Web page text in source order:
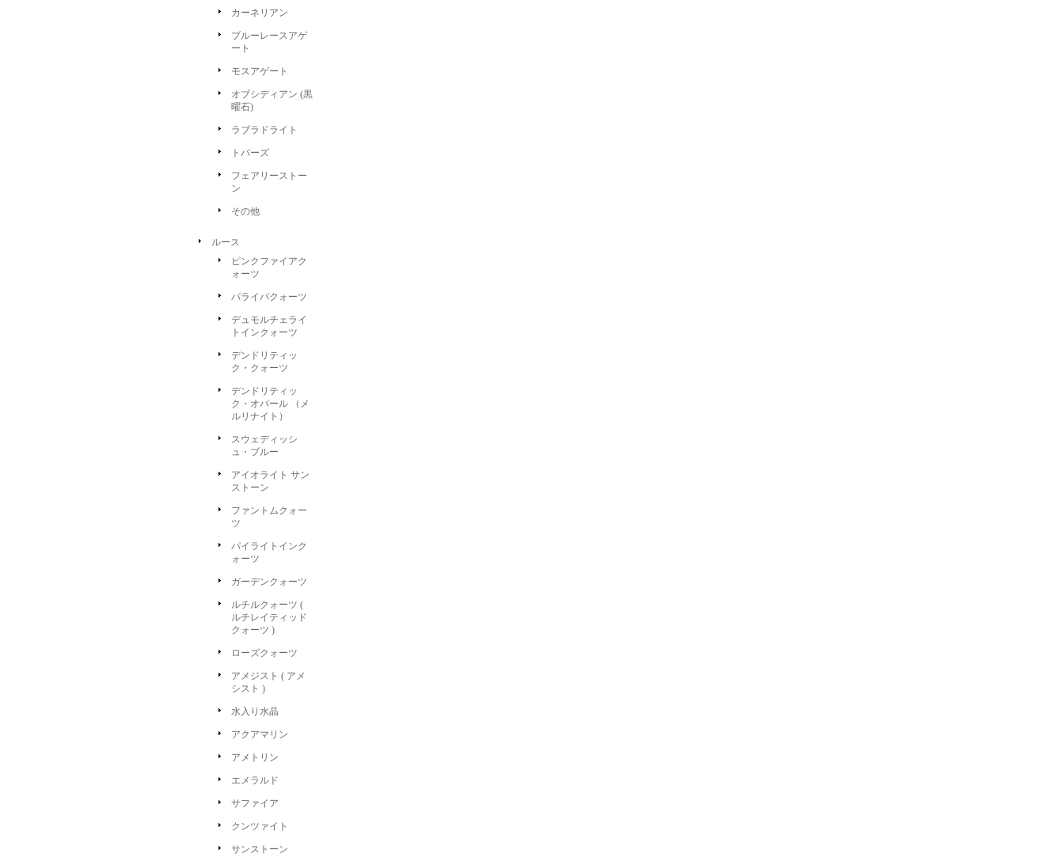
カーネリアン
ブルーレースアゲ
ート
モスアゲート
オブシディアン (黒
曜石)
ラブラドライト
トパーズ
フェアリーストー
ン
その他
ルース
ピンクファイアク
ォーツ
パライバクォーツ
デュモルチェライ
トインクォーツ
デンドリティッ
ク・クォーツ
デンドリティッ
ク・オパール （メ
ルリナイト）
スウェディッシ
ュ・ブルー
アイオライト サン
ストーン
ファントムクォー
ツ
パイライトインク
ォーツ
ガーデンクォーツ
ルチルクォーツ (
ルチレイティッド
クォーツ )
ローズクォーツ
アメジスト ( アメ
シスト )
水入り水晶
アクアマリン
アメトリン
エメラルド
サファイア
クンツァイト
サンストーン